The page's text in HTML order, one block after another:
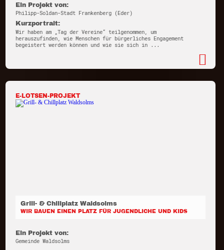
Ein Projekt von:
Philipp-Soldan-Stadt Frankenberg (Eder)
Kurzportrait:
Wir haben am „Tag der Vereine“ teilgenommen, um
herauszufinden, wie Menschen für bürgerliches Engagement
begeistert werden können und wie sie sich in ...
E-LOTSEN-PROJEKT
Grill- & Chillplatz Waldsolms
WIR BAUEN EINEN PLATZ FÜR JUGENDLICHE UND KIDS
Ein Projekt von:
Gemeinde Waldsolms